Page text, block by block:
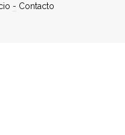
- Contacto